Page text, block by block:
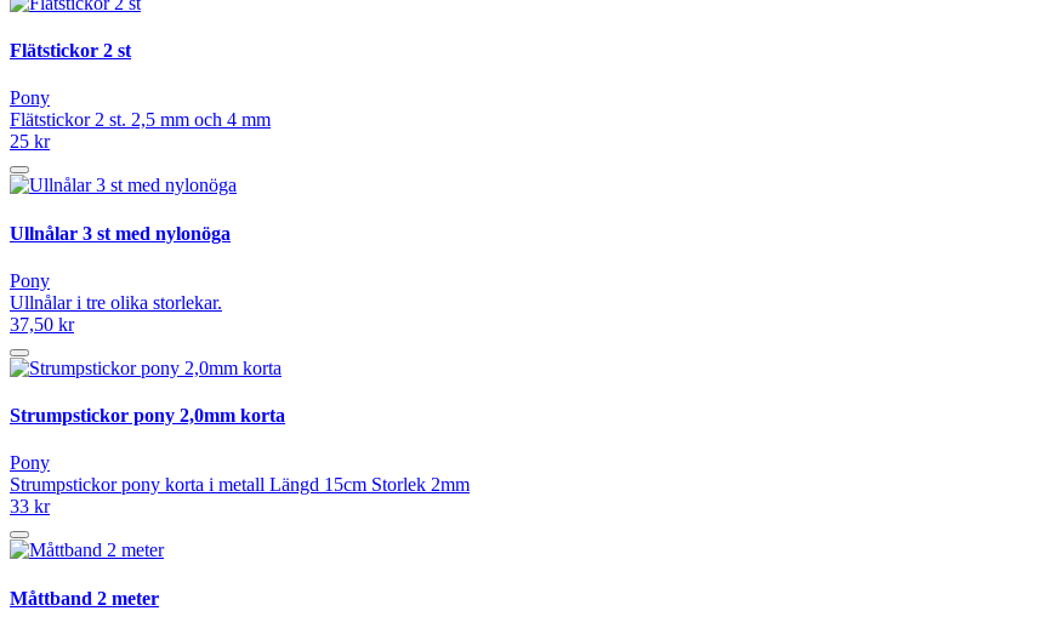
Flätstickor 2 st
Pony
Flätstickor 2 st. 2,5 mm och 4 mm
25 kr
Ullnålar 3 st med nylonöga
Pony
Ullnålar i tre olika storlekar.
37,50 kr
Strumpstickor pony 2,0mm korta
Pony
Strumpstickor pony korta i metall Längd 15cm Storlek 2mm
33 kr
Måttband 2 meter